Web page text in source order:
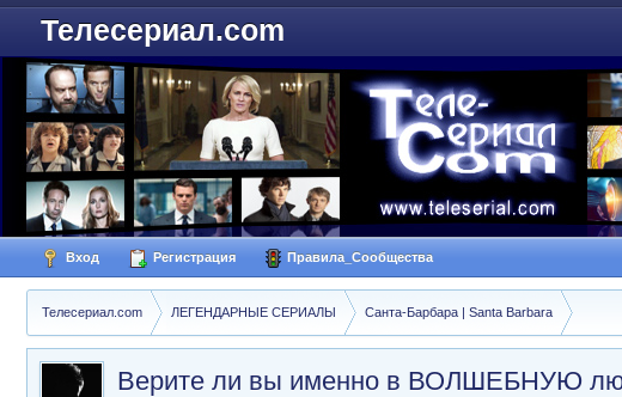
Телесериал.com
Вход Регистрация Правила_Сообщества
Телесериал.com ЛЕГЕНДАРНЫЕ СЕРИАЛЫ Санта-Барбара | Santa Barbara
Верите ли вы именно в ВОЛШЕБНУЮ